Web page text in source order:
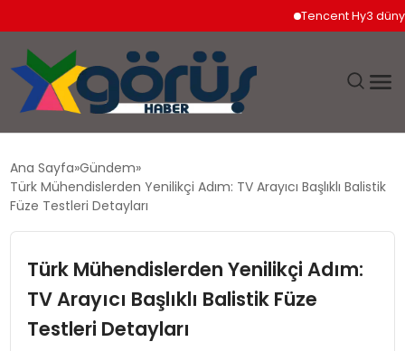
Tencent Hy3 dünya
EKONOMI
MAGAZIN
Ana Sayfa Gündem
Türk Mühendislerden Yenilikçi Adım: TV Arayıcı Başlıklı Balistik
Füze Testleri Detayları
Türk Mühendislerden Yenilikçi Adım:
TV Arayıcı Başlıklı Balistik Füze
Testleri Detayları